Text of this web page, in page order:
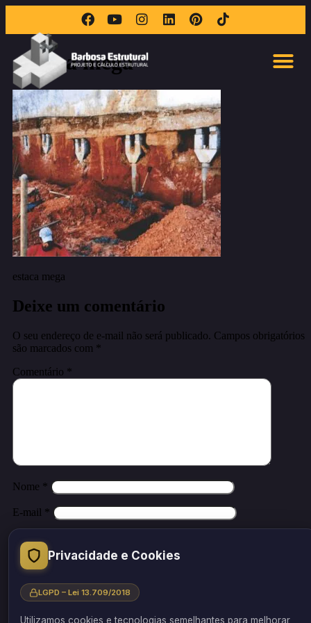
estaca mega
estaca mega
Deixe um comentário
O seu endereço de e-mail não será publicado. Campos obrigatórios
são marcados com *
Comentário *
Nome *
E-mail *
Salvar meus dados neste navegador para a próxima vez que eu
Privacidade e Cookies
LGPD – Lei 13.709/2018
Utilizamos cookies e tecnologias semelhantes para melhorar